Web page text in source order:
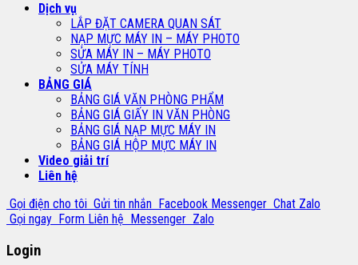
Dịch vụ
LẮP ĐẶT CAMERA QUAN SÁT
NẠP MỰC MÁY IN – MÁY PHOTO
SỬA MÁY IN – MÁY PHOTO
SỬA MÁY TÍNH
BẢNG GIÁ
BẢNG GIÁ VĂN PHÒNG PHẨM
BẢNG GIÁ GIẤY IN VĂN PHÒNG
BẢNG GIÁ NẠP MỰC MÁY IN
BẢNG GIÁ HỘP MỰC MÁY IN
Video giải trí
Liên hệ
Gọi điện cho tôi Gửi tin nhắn Facebook Messenger Chat Zalo
Gọi ngay Form Liên hệ Messenger Zalo
Login